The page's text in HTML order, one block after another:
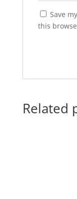
Save
this
Related